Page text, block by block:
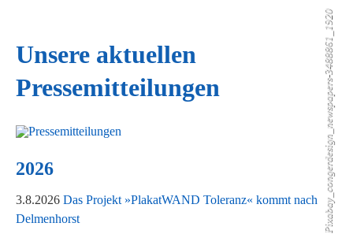
Unsere aktuellen
Pressemitteilungen
Pixabay_congerdesign_newspapers-3488861_1920
2026
3.8.2026 Das Projekt »PlakatWAND Toleranz« kommt nach
Delmenhorst